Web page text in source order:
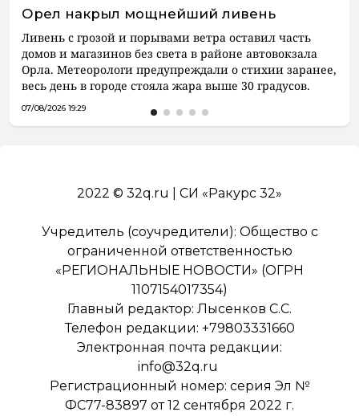
Орел накрыл мощнейший ливень
Ливень с грозой и порывами ветра оставил часть
домов и магазинов без света в районе автовокзала
Орла. Метеорологи предупреждали о стихии заранее,
весь день в городе стояла жара выше 30 градусов.
07/08/2026 19:29
2022 © 32q.ru | СИ «Ракурс 32»
Учредитель (соучредители): Общество с
ограниченной ответственностью
«РЕГИОНАЛЬНЫЕ НОВОСТИ» (ОГРН
1107154017354)
Главный редактор: Лысенков С.С.
Телефон редакции: +79803331660
Электронная почта редакции:
info@32q.ru
Регистрационный номер: серия Эл №
ФС77-83897 от 12 сентября 2022 г.